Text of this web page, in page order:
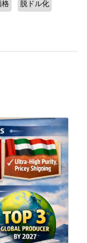
格 脱ドル化